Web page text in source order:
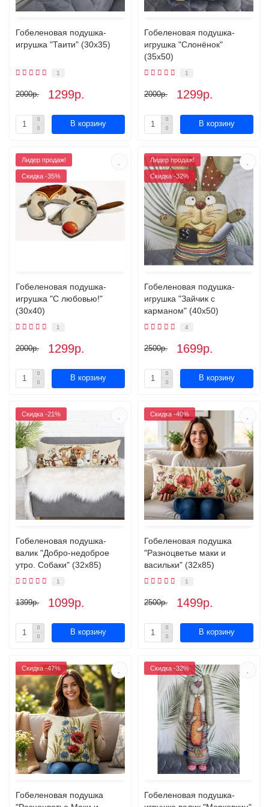
Гобеленовая подушка-
игрушка "Таити" (30х35)
1
2000р. 1299р.
В корзину
Гобеленовая подушка-
игрушка "Слонёнок"
(35х50)
1
2000р. 1299р.
В корзину
Лидер продаж!
Скидка -35%
Гобеленовая подушка-
игрушка "С любовью!"
(30х40)
1
2000р. 1299р.
В корзину
Лидер продаж!
Скидка -32%
Гобеленовая подушка-
игрушка "Зайчик с
карманом" (40х50)
4
2500р. 1699р.
В корзину
Скидка -21%
Гобеленовая подушка-
валик "Добро-недоброе
утро. Собаки" (32х85)
1
1399р. 1099р.
В корзину
Скидка -40%
Гобеленовая подушка
"Разноцветье маки и
васильки" (32х85)
1
2500р. 1499р.
В корзину
Скидка -47%
Гобеленовая подушка
Скидка -32%
Гобеленовая подушка-